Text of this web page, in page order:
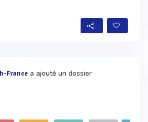
France a ajouté un dossier